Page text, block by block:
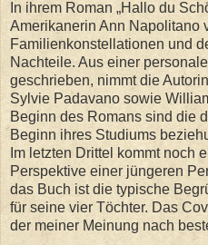
In ihrem Roman „Hallo du
Amerikanerin Ann Napolitano
Familienkonstellationen und
Nachteile. Aus einer
geschrieben, nimmt die
Sylvie Padavano sowie
Beginn des Romans sind die
Beginn ihres Studiums
Im letzten Drittel kommt noch
Perspektive einer jüngeren
das Buch ist die typische
für seine vier Töchter. Das
der meiner Meinung nach